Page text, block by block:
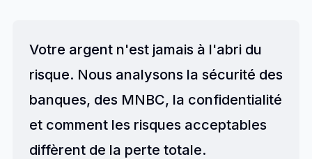
Votre argent n'est jamais à l'abri du
risque. Nous analysons la sécurité des
banques, des MNBC, la confidentialité
et comment les risques acceptables
diffèrent de la perte totale.